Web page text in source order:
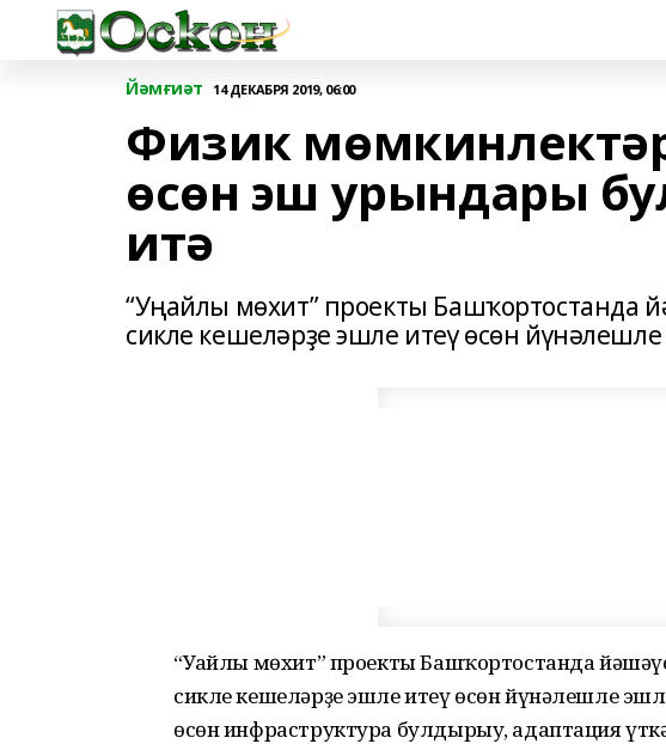
Йәмғиәт 14 ДЕКАБРЯ 2019, 06:00
Физик
өсөн эш урындары
итә
“Уңайлы мөхит” проекты Башҡортостанда
сикле кешеләрҙе эшле итеү өсөн
“Уңайлы мөхит” проекты Башҡортостанда
сикле кешеләрҙе эшле итеү өсөн йүнәлешле
өсөн инфраструктура булдырыу, адаптация